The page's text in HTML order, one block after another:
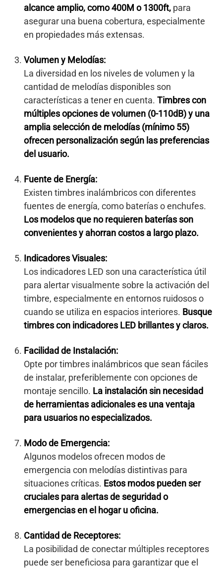
alcance amplio, como 400M o 1300ft, para
asegurar una buena cobertura, especialmente
en propiedades más extensas.
Volumen y Melodías:
La diversidad en los niveles de volumen y la
cantidad de melodías disponibles son
características a tener en cuenta. Timbres con
múltiples opciones de volumen (0-110dB) y una
amplia selección de melodías (mínimo 55)
ofrecen personalización según las preferencias
del usuario.
Fuente de Energía:
Existen timbres inalámbricos con diferentes
fuentes de energía, como baterías o enchufes.
Los modelos que no requieren baterías son
convenientes y ahorran costos a largo plazo.
Indicadores Visuales:
Los indicadores LED son una característica útil
para alertar visualmente sobre la activación del
timbre, especialmente en entornos ruidosos o
cuando se utiliza en espacios interiores. Busque
timbres con indicadores LED brillantes y claros.
Facilidad de Instalación:
Opte por timbres inalámbricos que sean fáciles
de instalar, preferiblemente con opciones de
montaje sencillo. La instalación sin necesidad
de herramientas adicionales es una ventaja
para usuarios no especializados.
Modo de Emergencia:
Algunos modelos ofrecen modos de
emergencia con melodías distintivas para
situaciones críticas. Estos modos pueden ser
cruciales para alertas de seguridad o
emergencias en el hogar u oficina.
Cantidad de Receptores:
La posibilidad de conectar múltiples receptores
puede ser beneficiosa para garantizar que el